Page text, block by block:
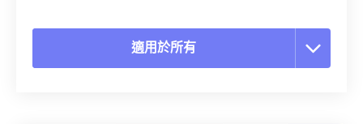
適用於所有